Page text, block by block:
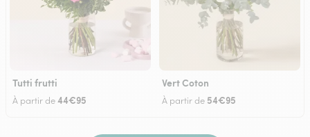
Tutti frutti
À partir de44€95
Vert Coton
À partir de 54€95